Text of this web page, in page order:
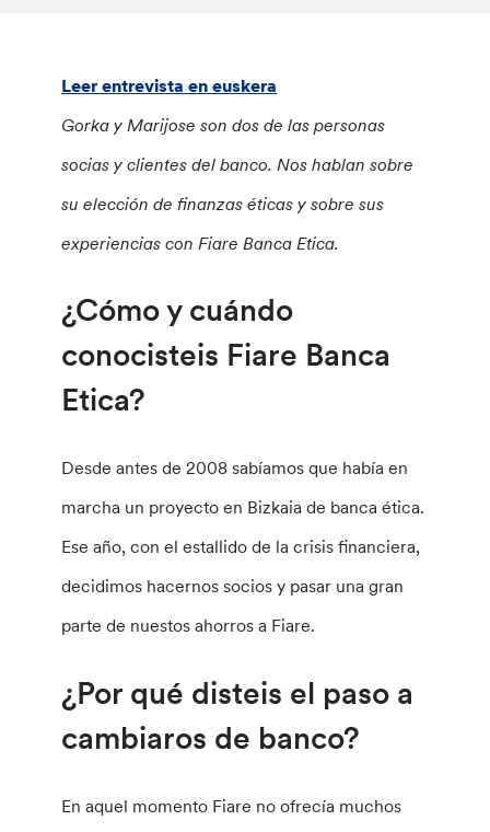
Leer entrevista en euskera
Gorka y Marijose son dos de las personas
socias y clientes del banco. Nos hablan sobre
su elección de finanzas éticas y sobre sus
experiencias con Fiare Banca Etica.
¿Cómo y cuándo
conocisteis Fiare Banca
Etica?
Desde antes de 2008 sabíamos que había en
marcha un proyecto en Bizkaia de banca ética.
Ese año, con el estallido de la crisis financiera,
decidimos hacernos socios y pasar una gran
parte de nuestos ahorros a Fiare.
¿Por qué disteis el paso a
cambiaros de banco?
En aquel momento Fiare no ofrecía muchos